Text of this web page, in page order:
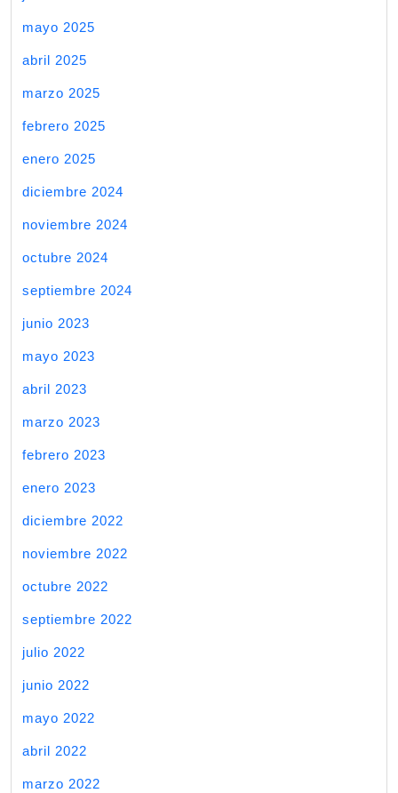
mayo 2025
abril 2025
marzo 2025
febrero 2025
enero 2025
diciembre 2024
noviembre 2024
octubre 2024
septiembre 2024
junio 2023
mayo 2023
abril 2023
marzo 2023
febrero 2023
enero 2023
diciembre 2022
noviembre 2022
octubre 2022
septiembre 2022
julio 2022
junio 2022
mayo 2022
abril 2022
marzo 2022